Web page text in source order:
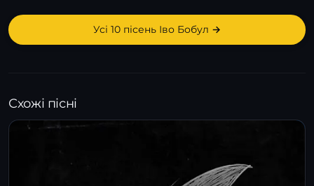
Усі 10 пісень Іво Бобул →
Схожі пісні